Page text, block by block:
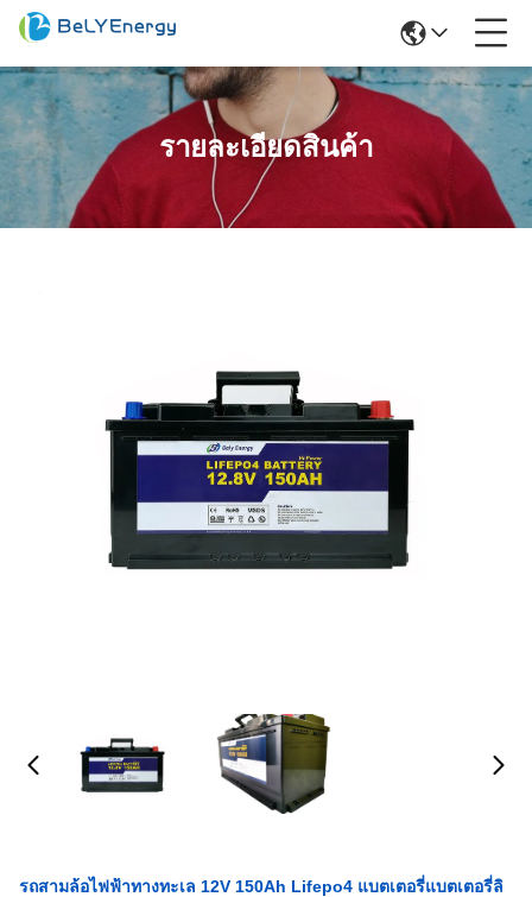
รายละเอียดสินค้า
รถสามล้อไฟฟ้าทางทะเล 12V 150Ah Lifepo4 แบตเตอรี่แบตเตอรี่ลิ